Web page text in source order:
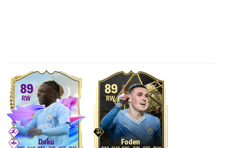
89
RW
Doku
89
RW
Foden